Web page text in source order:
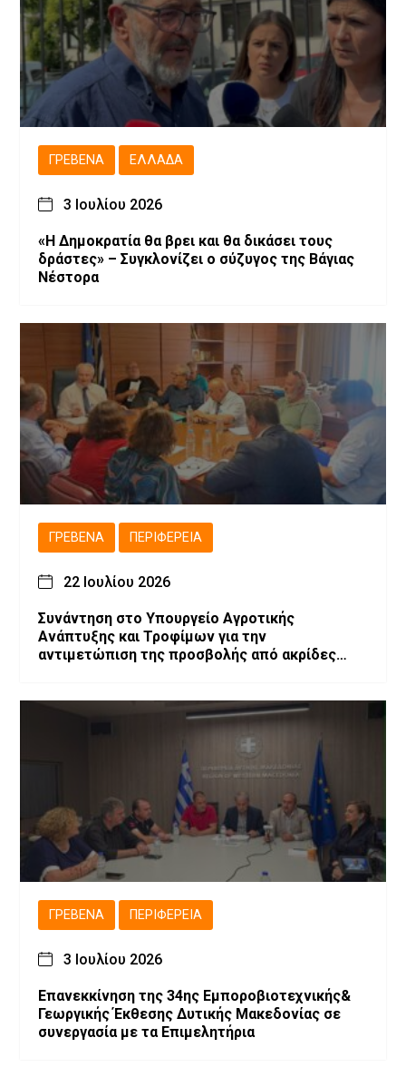
ΓΡΕΒΕΝΆ ΕΛΛΆΔΑ
3 Ιουλίου 2026
«Η Δημοκρατία θα βρει και θα δικάσει τους
δράστες» – Συγκλονίζει ο σύζυγος της Βάγιας
Νέστορα
ΓΡΕΒΕΝΆ ΠΕΡΙΦΈΡΕΙΑ
22 Ιουλίου 2026
Συνάντηση στο Υπουργείο Αγροτικής
Ανάπτυξης και Τροφίμων για την
αντιμετώπιση της προσβολής από ακρίδες
ΓΡΕΒΕΝΆ ΠΕΡΙΦΈΡΕΙΑ
3 Ιουλίου 2026
Επανεκκίνηση της 34ης Εμποροβιοτεχνικής&
Γεωργικής Έκθεσης Δυτικής Μακεδονίας σε
συνεργασία με τα Επιμελητήρια